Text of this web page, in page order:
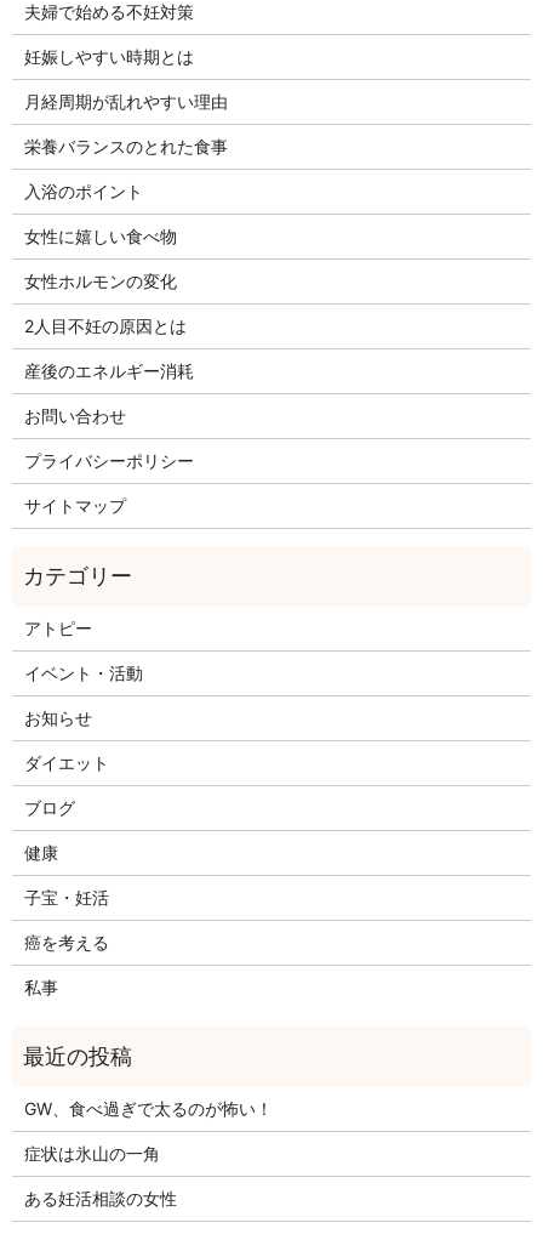
夫婦で始める不妊対策
妊娠しやすい時期とは
月経周期が乱れやすい理由
栄養バランスのとれた食事
入浴のポイント
女性に嬉しい食べ物
女性ホルモンの変化
2人目不妊の原因とは
産後のエネルギー消耗
お問い合わせ
プライバシーポリシー
サイトマップ
アトピー
イベント・活動
お知らせ
ダイエット
ブログ
健康
子宝・妊活
癌を考える
私事
GW、食べ過ぎで太るのが怖い！
症状は氷山の一角
ある妊活相談の女性